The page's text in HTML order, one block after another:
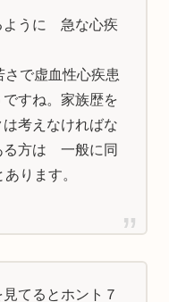
ように 急な心疾
で虚血性心疾患
すね。家族歴を
考えなければな
る方は 一般に同
ります。
てるとホント７